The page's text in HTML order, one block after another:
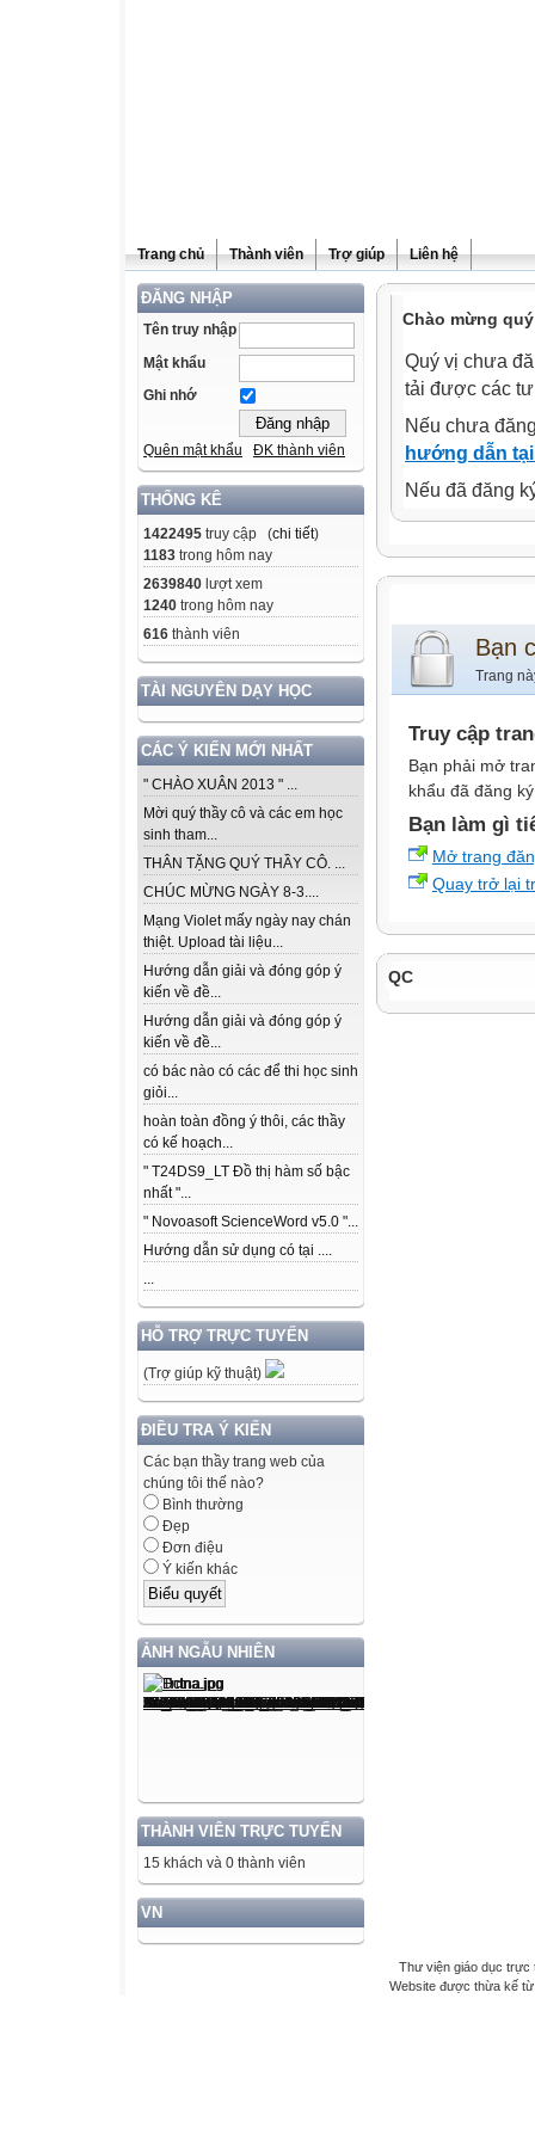
Trang chủ Thành viên Trợ giúp Liên hệ
ĐĂNG NHẬP
Tên truy nhập
Mật khẩu
Ghi nhớ
Quên mật khẩu ĐK thành viên
THỐNG KÊ
1422495 truy cập (chi tiết)
1183 trong hôm nay
2639840 lượt xem
1240 trong hôm nay
616 thành viên
TÀI NGUYÊN DẠY HỌC
CÁC Ý KIẾN MỚI NHẤT
" CHÀO XUÂN 2013 " ...
Mời quý thầy cô và các em học
sinh tham...
THÂN TẶNG QUÝ THẦY CÔ. ...
CHÚC MỪNG NGÀY 8-3....
Mạng Violet mấy ngày nay chán
thiệt. Upload tài liệu...
Hướng dẫn giải và đóng góp ý
kiến về đề...
Hướng dẫn giải và đóng góp ý
kiến về đề...
có bác nào có các để thi học sinh
giỏi...
hoàn toàn đồng ý thôi, các thầy
có kế hoạch...
" T24DS9_LT Đồ thị hàm số bậc
nhất "...
" Novoasoft ScienceWord v5.0 "...
Hướng dẫn sử dụng có tại ....
...
HỖ TRỢ TRỰC TUYẾN
(Trợ giúp kỹ thuật)
ĐIỀU TRA Ý KIẾN
Các bạn thầy trang web của
chúng tôi thế nào?
Bình thường
Đẹp
Đơn điệu
Ý kiến khác
ẢNH NGẪU NHIÊN
THÀNH VIÊN TRỰC TUYẾN
15 khách và 0 thành viên
VN
Chào mừng
Quý vị chưa
tải được các
Nếu chưa
hướng dẫn
Nếu đã đăng
Bạn
Trang
Truy cập
Bạn phải mở
khẩu đã đăng
Bạn làm gì
Mở trang
Quay trở lại
QC
Thư viện giáo dục trực
Website được thừa kế